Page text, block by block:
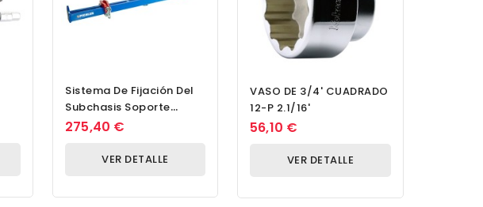
Sistema De Fijación Del
Subchasis Soporte
Motor Y Caja De
275,40 €
VER DETALLE
VASO DE 3/4' CUADRADO
12-P 2.1/16'
56,10 €
VER DETALLE